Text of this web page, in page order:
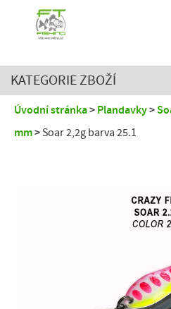
KATEGORIE ZBOŽÍ
Úvodní stránka Plandavky
mm
Soar 2,2g barva 25.1